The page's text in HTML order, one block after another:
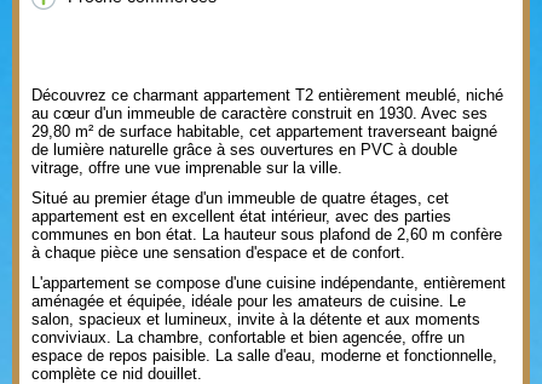
Découvrez ce charmant appartement T2 entièrement meublé, niché
au cœur d'un immeuble de caractère construit en 1930. Avec ses
29,80 m² de surface habitable, cet appartement traverseant baigné
de lumière naturelle grâce à ses ouvertures en PVC à double
vitrage, offre une vue imprenable sur la ville.
Situé au premier étage d'un immeuble de quatre étages, cet
appartement est en excellent état intérieur, avec des parties
communes en bon état. La hauteur sous plafond de 2,60 m confère
à chaque pièce une sensation d'espace et de confort.
L'appartement se compose d'une cuisine indépendante, entièrement
aménagée et équipée, idéale pour les amateurs de cuisine. Le
salon, spacieux et lumineux, invite à la détente et aux moments
conviviaux. La chambre, confortable et bien agencée, offre un
espace de repos paisible. La salle d'eau, moderne et fonctionnelle,
complète ce nid douillet.